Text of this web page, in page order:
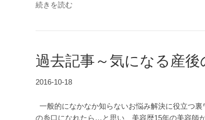
続きを読む
過去記事～気になる産
2016-10-18
一般的になかなか知らないお悩み解決に役立つ
の糸口になれたら…と思い、美容歴15年の美容師